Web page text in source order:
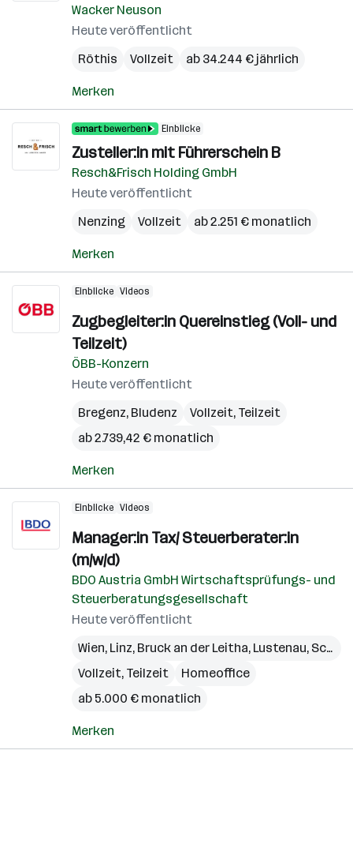
Wacker Neuson
Heute veröffentlicht
Röthis
Vollzeit ab 34.244 € jährlich
Merken
Einblicke
Zusteller:in mit Führerschein B
Resch&Frisch Holding GmbH
Heute veröffentlicht
Nenzing
Vollzeit ab 2.251 € monatlich
Merken
Einblicke Videos
Zugbegleiter:in Quereinstieg (Voll- und
Teilzeit)
ÖBB-Konzern
Heute veröffentlicht
Bregenz, Bludenz
Vollzeit, Teilzeit
ab 2.739,42 € monatlich
Merken
Einblicke Videos
Manager:in Tax/ Steuerberater:in
(m/w/d)
BDO Austria GmbH Wirtschaftsprüfungs- und
Steuerberatungsgesellschaft
Heute veröffentlicht
Wien, Linz, Bruck an der Leitha, Lustenau, Schwaz
Vollzeit, Teilzeit
Homeoffice
ab 5.000 € monatlich
Merken